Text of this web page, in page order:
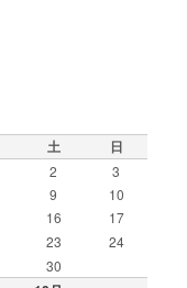
土 日
2
3
9
10
16
17
23
24
30